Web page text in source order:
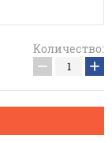
Количество:
− +